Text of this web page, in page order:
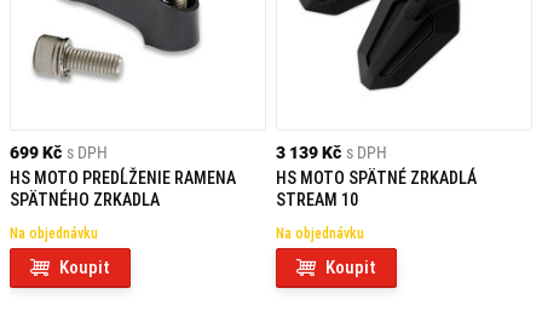
699 Kč s DPH
HS MOTO PREDĹŽENIE RAMENA
SPÄTNÉHO ZRKADLA
Na objednávku
Koupit
3 139 Kč s DPH
HS MOTO SPÄTNÉ ZRKADLÁ
STREAM 10
Na objednávku
Koupit